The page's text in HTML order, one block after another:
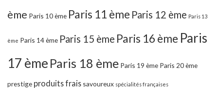
ème Paris 10 ème Paris 11 ème Paris 12 ème Paris 13
ème Paris 14 ème Paris 15 ème Paris 16 ème Paris
17 ème Paris 18 ème Paris 19 ème Paris 20 ème
prestige produits frais savoureux spécialités françaises